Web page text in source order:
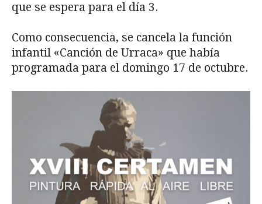
que se espera para el día 3.
Como consecuencia, se cancela la función
infantil «Canción de Urraca» que había
programada para el domingo 17 de octubre.